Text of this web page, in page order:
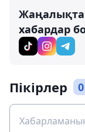
хабардар
Пікірлер 0